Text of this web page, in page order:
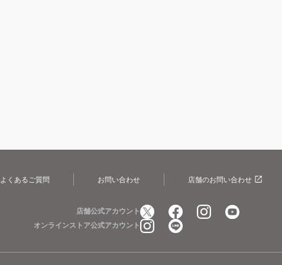
よくあるご質問 お問い合わせ 店舗のお問い合わせ
店舗公式アカウント
オンラインストア公式アカウント